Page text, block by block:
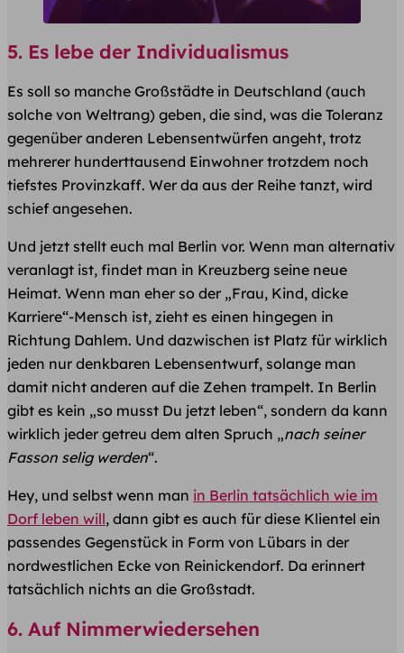
5. Es lebe der Individualismus
Es soll so manche Großstädte in Deutschland (auch
solche von Weltrang) geben, die sind, was die Toleranz
gegenüber anderen Lebensentwürfen angeht, trotz
mehrerer hunderttausend Einwohner trotzdem noch
tiefstes Provinzkaff. Wer da aus der Reihe tanzt, wird
schief angesehen.
Und jetzt stellt euch mal Berlin vor. Wenn man alternativ
veranlagt ist, findet man in Kreuzberg seine neue
Heimat. Wenn man eher so der „Frau, Kind, dicke
Karriere“-Mensch ist, zieht es einen hingegen in
Richtung Dahlem. Und dazwischen ist Platz für wirklich
jeden nur denkbaren Lebensentwurf, solange man
damit nicht anderen auf die Zehen trampelt. In Berlin
gibt es kein „so musst Du jetzt leben“, sondern da kann
wirklich jeder getreu dem alten Spruch „nach seiner
Fasson selig werden“.
Hey, und selbst wenn man in Berlin tatsächlich wie im
Dorf leben will, dann gibt es auch für diese Klientel ein
passendes Gegenstück in Form von Lübars in der
nordwestlichen Ecke von Reinickendorf. Da erinnert
tatsächlich nichts an die Großstadt.
6. Auf Nimmerwiedersehen